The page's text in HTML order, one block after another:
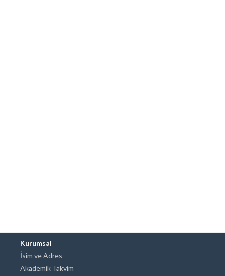
Kurumsal
İsim ve Adres
Akademik Takvim